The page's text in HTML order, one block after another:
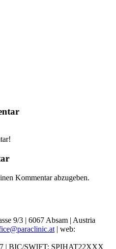
Kommentar abzugeben.
9/3 | 6067 Absam | Austria
| web:
| BIC/SWIFT: SPIHAT22XXX